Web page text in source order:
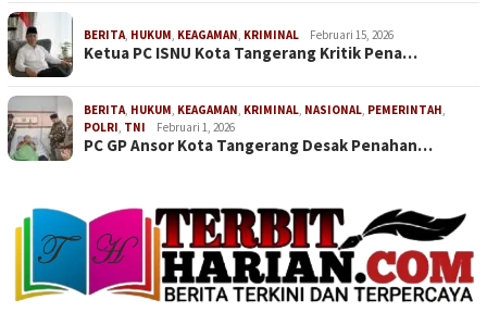
BERITA HUKUM KEAGAMAN KRIMINAL Februari 15, 2026
Ketua PC ISNU Kota Tangerang Kritik Pena…
BERITA HUKUM KEAGAMAN KRIMINAL NASIONAL PEMERINTAH
POLRI TNI Februari 1, 2026
PC GP Ansor Kota Tangerang Desak Penahan…